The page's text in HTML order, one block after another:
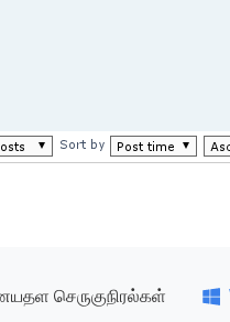
செருகுநிரல்கள்